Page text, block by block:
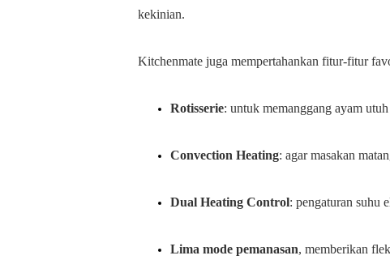
kekinian.
Kitchenmate juga mempertahankan fitur-fitur
Rotisserie: untuk memanggang ayam
Convection Heating: agar masakan
Dual Heating Control: pengaturan suhu
Lima mode pemanasan, memberikan